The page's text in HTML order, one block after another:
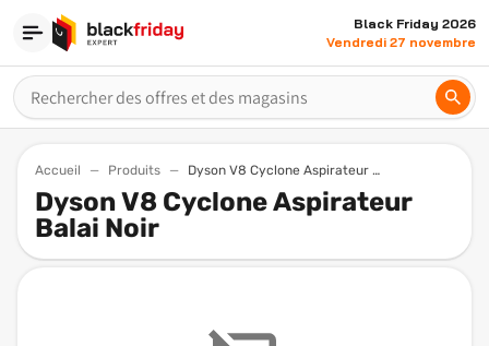
Black Friday 2026
Vendredi 27 novembre
Accueil Produits Dyson V8 Cyclone Aspirateur Balai Noir
Dyson V8 Cyclone Aspirateur
Balai Noir